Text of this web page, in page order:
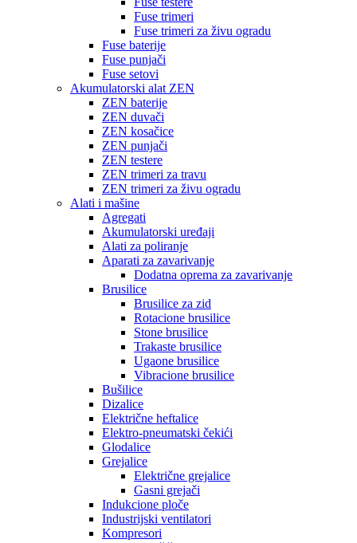
Fuse trimeri
Fuse trimeri za živu ogradu
Fuse baterije
Fuse punjači
Fuse setovi
Akumulatorski alat ZEN
ZEN baterije
ZEN duvači
ZEN kosačice
ZEN punjači
ZEN testere
ZEN trimeri za travu
ZEN trimeri za živu ogradu
Alati i mašine
Agregati
Akumulatorski uređaji
Alati za poliranje
Aparati za zavarivanje
Dodatna oprema za zavarivanje
Brusilice
Brusilice za zid
Rotacione brusilice
Stone brusilice
Trakaste brusilice
Ugaone brusilice
Vibracione brusilice
Bušilice
Dizalice
Električne heftalice
Elektro-pneumatski čekići
Glodalice
Grejalice
Električne grejalice
Gasni grejači
Indukcione ploče
Industrijski ventilatori
Kompresori